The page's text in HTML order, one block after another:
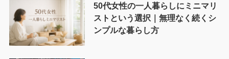
50代女性の一人暮らしにミニマリ
ストという選択｜無理なく続くシ
ンプルな暮らし方